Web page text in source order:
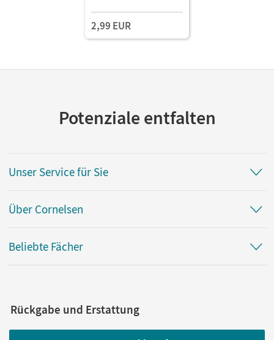
2,99 EUR
Potenziale entfalten
Unser Service für Sie
Über Cornelsen
Beliebte Fächer
Rückgabe und Erstattung